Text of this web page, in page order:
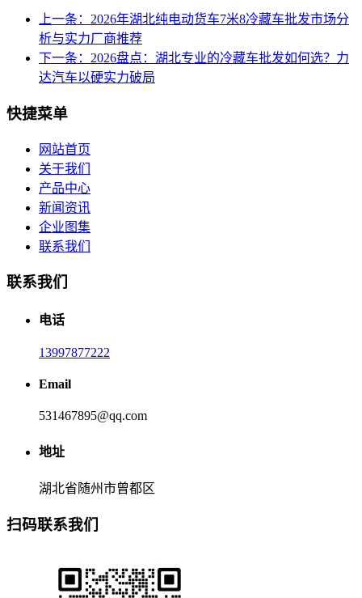
上一条：2026年湖北纯电动货车7米8冷藏车批发市场分
析与实力厂商推荐
下一条：2026盘点：湖北专业的冷藏车批发如何选？力
达汽车以硬实力破局
快捷菜单
网站首页
关于我们
产品中心
新闻资讯
企业图集
联系我们
联系我们
电话
13997877222
Email
531467895@qq.com
地址
湖北省随州市曾都区
扫码联系我们